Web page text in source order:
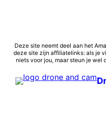
naar
inhoud
Deze site neemt deel aan het
deze site zijn affiliatelinks: als je
niets voor jou, maar steun je